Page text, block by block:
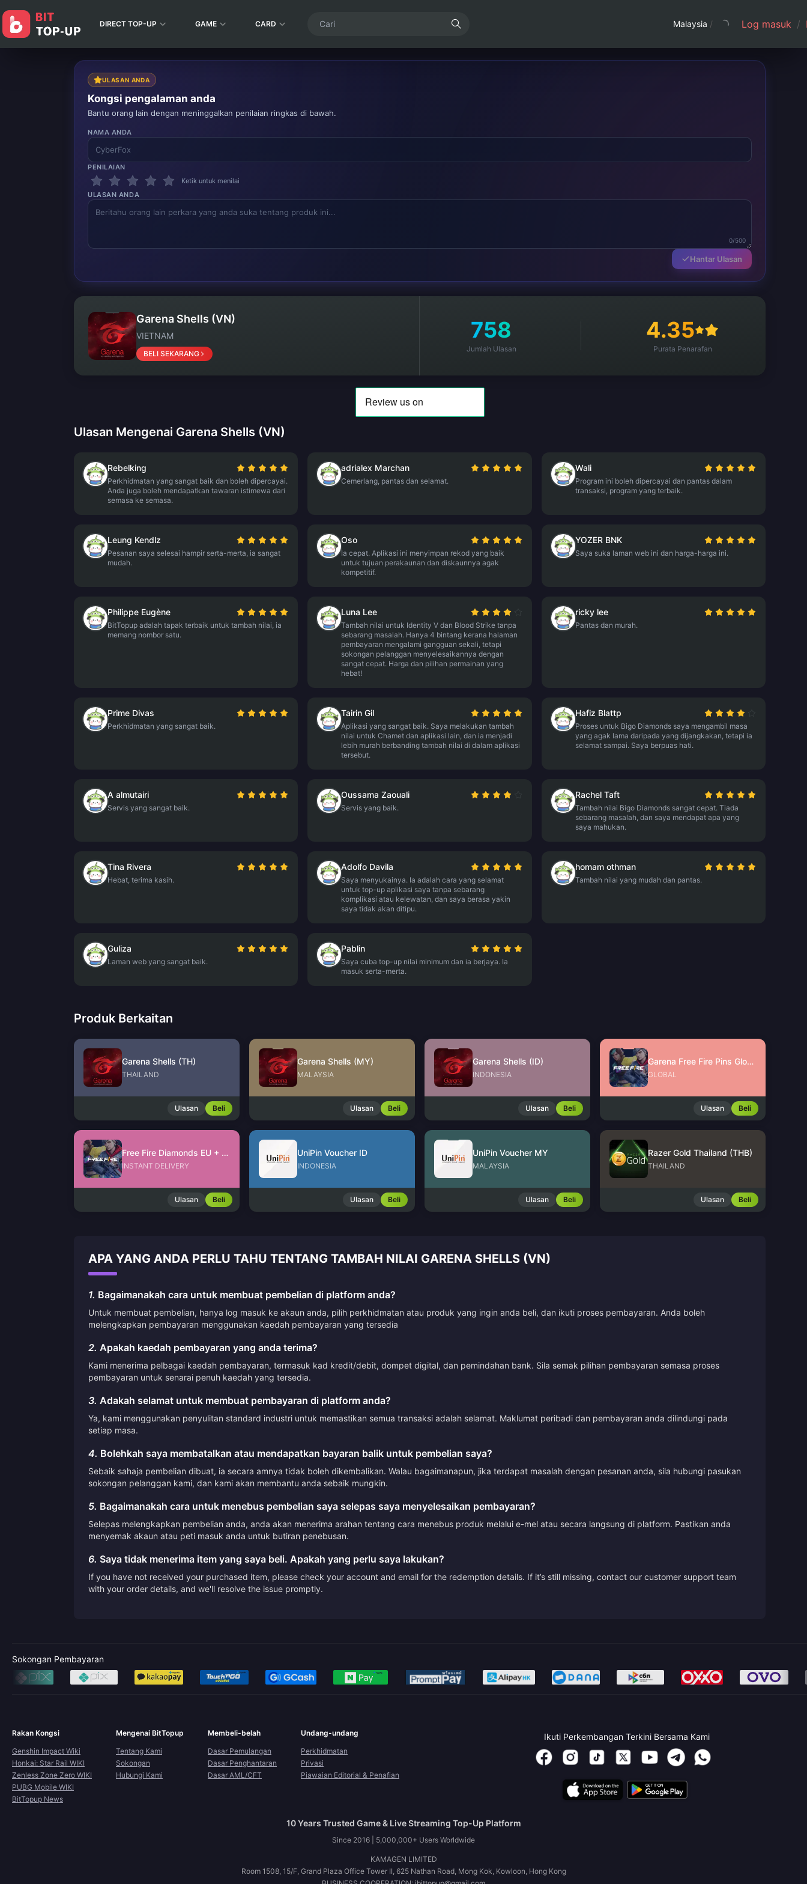
DIRECT TOP-UP GAME CARD Malaysia / Log masuk /
ULASAN ANDA
Kongsi pengalaman anda
Bantu orang lain dengan meninggalkan penilaian ringkas di bawah.
NAMA ANDA
PENILAIAN
Ketik untuk menilai
ULASAN ANDA
0/500
Hantar Ulasan
Garena Shells (VN)
VIETNAM
BELI SEKARANG
758
Jumlah Ulasan
4.35
Purata Penarafan
Ulasan Mengenai Garena Shells (VN)
Rebelking
Perkhidmatan yang sangat baik dan boleh dipercayai.
Anda juga boleh mendapatkan tawaran istimewa dari
semasa ke semasa.
adrialex Marchan
Cemerlang, pantas dan selamat.
Wali
Program ini boleh dipercayai dan pantas dalam
transaksi, program yang terbaik.
Leung Kendlz
Pesanan saya selesai hampir serta-merta, ia sangat
mudah.
Oso
Ia cepat. Aplikasi ini menyimpan rekod yang baik
untuk tujuan perakaunan dan diskaunnya agak
kompetitif.
YOZER BNK
Saya suka laman web ini dan harga-harga ini.
Philippe Eugène
BitTopup adalah tapak terbaik untuk tambah nilai, ia
memang nombor satu.
Luna Lee
Tambah nilai untuk Identity V dan Blood Strike tanpa
sebarang masalah. Hanya 4 bintang kerana halaman
pembayaran mengalami gangguan sekali, tetapi
sokongan pelanggan menyelesaikannya dengan
sangat cepat. Harga dan pilihan permainan yang
hebat!
ricky lee
Pantas dan murah.
Prime Divas
Perkhidmatan yang sangat baik.
Tairin Gil
Aplikasi yang sangat baik. Saya melakukan tambah
nilai untuk Chamet dan aplikasi lain, dan ia menjadi
lebih murah berbanding tambah nilai di dalam aplikasi
tersebut.
Hafiz Blattp
Proses untuk Bigo Diamonds saya mengambil masa
yang agak lama daripada yang dijangkakan, tetapi ia
selamat sampai. Saya berpuas hati.
A almutairi
Servis yang sangat baik.
Oussama Zaouali
Servis yang baik.
Rachel Taft
Tambah nilai Bigo Diamonds sangat cepat. Tiada
sebarang masalah, dan saya mendapat apa yang
saya mahukan.
Tina Rivera
Hebat, terima kasih.
Adolfo Davila
Saya menyukainya. Ia adalah cara yang selamat
untuk top-up aplikasi saya tanpa sebarang
komplikasi atau kelewatan, dan saya berasa yakin
saya tidak akan ditipu.
homam othman
Tambah nilai yang mudah dan pantas.
Guliza
Laman web yang sangat baik.
Pablin
Saya cuba top-up nilai minimum dan ia berjaya. Ia
masuk serta-merta.
Produk Berkaitan
Garena Shells (TH)
THAILAND
Ulasan Beli
Garena Shells (MY)
MALAYSIA
Ulasan Beli
Garena Shells (ID)
INDONESIA
Ulasan Beli
Garena Free Fire Pins Global
GLOBAL
Ulasan Beli
Free Fire Diamonds EU + TR
INSTANT DELIVERY
Ulasan Beli
UniPin Voucher ID
INDONESIA
Ulasan Beli
UniPin Voucher MY
MALAYSIA
Ulasan Beli
Razer Gold Thailand (THB)
THAILAND
Ulasan Beli
APA YANG ANDA PERLU TAHU TENTANG TAMBAH NILAI GARENA SHELLS (VN)
1. Bagaimanakah cara untuk membuat pembelian di platform anda?
Untuk membuat pembelian, hanya log masuk ke akaun anda, pilih perkhidmatan atau produk yang ingin anda beli, dan ikuti proses pembayaran. Anda boleh
melengkapkan pembayaran menggunakan kaedah pembayaran yang tersedia
2. Apakah kaedah pembayaran yang anda terima?
Kami menerima pelbagai kaedah pembayaran, termasuk kad kredit/debit, dompet digital, dan pemindahan bank. Sila semak pilihan pembayaran semasa proses
pembayaran untuk senarai penuh kaedah yang tersedia.
3. Adakah selamat untuk membuat pembayaran di platform anda?
Ya, kami menggunakan penyulitan standard industri untuk memastikan semua transaksi adalah selamat. Maklumat peribadi dan pembayaran anda dilindungi pada
setiap masa.
4. Bolehkah saya membatalkan atau mendapatkan bayaran balik untuk pembelian saya?
Sebaik sahaja pembelian dibuat, ia secara amnya tidak boleh dikembalikan. Walau bagaimanapun, jika terdapat masalah dengan pesanan anda, sila hubungi pasukan
sokongan pelanggan kami, dan kami akan membantu anda sebaik mungkin.
5. Bagaimanakah cara untuk menebus pembelian saya selepas saya menyelesaikan pembayaran?
Selepas melengkapkan pembelian anda, anda akan menerima arahan tentang cara menebus produk melalui e-mel atau secara langsung di platform. Pastikan anda
menyemak akaun atau peti masuk anda untuk butiran penebusan.
6. Saya tidak menerima item yang saya beli. Apakah yang perlu saya lakukan?
If you have not received your purchased item, please check your account and email for the redemption details. If it’s still missing, contact our customer support team
with your order details, and we'll resolve the issue promptly.
Sokongan Pembayaran
Rakan Kongsi
Genshin Impact Wiki
Honkai: Star Rail WIKI
Zenless Zone Zero WIKI
PUBG Mobile WIKI
BitTopup News
Mengenai BitTopup
Tentang Kami
Sokongan
Hubungi Kami
Membeli-belah
Dasar Pemulangan
Dasar Penghantaran
Dasar AML/CFT
Undang-undang
Perkhidmatan
Privasi
Piawaian Editorial & Penafian
Ikuti Perkembangan Terkini Bersama Kami
10 Years Trusted Game & Live Streaming Top-Up Platform
Since 2016 | 5,000,000+ Users Worldwide
KAMAGEN LIMITED
Room 1508, 15/F, Grand Plaza Office Tower II, 625 Nathan Road, Mong Kok, Kowloon, Hong Kong